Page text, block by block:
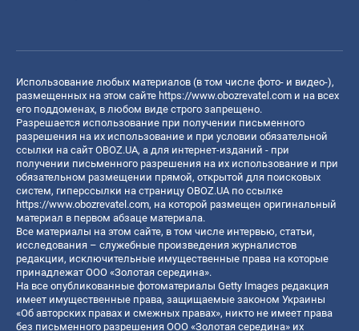
Использование любых материалов (в том числе фото- и видео-),
размещенных на этом сайте https://www.obozrevatel.com и на всех
его поддоменах, в любом виде строго запрещено.
Разрешается использование при получении письменного
разрешения на их использование и при условии обязательной
ссылки на сайт OBOZ.UA, а для интернет-изданий - при
получении письменного разрешения на их использование и при
обязательном размещении прямой, открытой для поисковых
систем, гиперссылки на страницу OBOZ.UA по ссылке
https://www.obozrevatel.com, на которой размещен оригинальный
материал в первом абзаце материала.
Все материалы на этом сайте, в том числе интервью, статьи,
исследования – служебные произведения журналистов
редакции, исключительные имущественные права на которые
принадлежат ООО «Золотая середина».
На все опубликованные фотоматериалы Getty Images редакция
имеет имущественные права, защищаемые законом Украины
«Об авторских правах и смежных правах», никто не имеет права
без письменного разрешения ООО «Золотая середина» их